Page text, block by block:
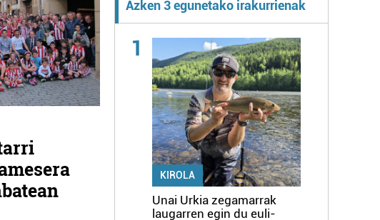
Azken 3 egunetako irakurrienak
1
KIROLA
Unai Urkia zegamarrak
laugarren egin du euli-